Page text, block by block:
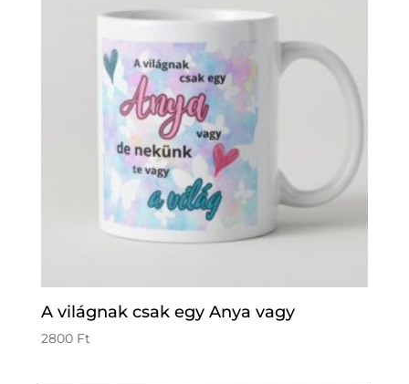
A világnak csak egy Anya vagy
2800 Ft